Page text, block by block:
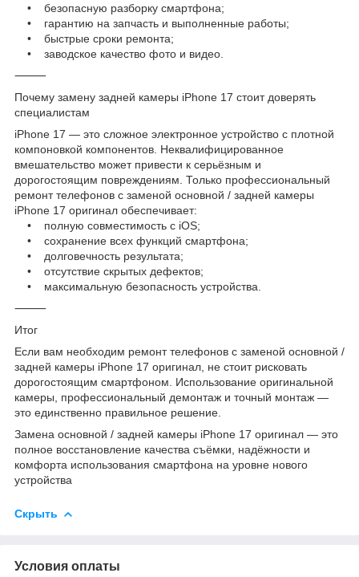
• безопасную разборку смартфона;
• гарантию на запчасть и выполненные работы;
• быстрые сроки ремонта;
• заводское качество фото и видео.
⸻
Почему замену задней камеры iPhone 17 стоит доверять
специалистам
iPhone 17 — это сложное электронное устройство с плотной
компоновкой компонентов. Неквалифицированное
вмешательство может привести к серьёзным и
дорогостоящим повреждениям. Только профессиональный
ремонт телефонов с заменой основной / задней камеры
iPhone 17 оригинал обеспечивает:
• полную совместимость с iOS;
• сохранение всех функций смартфона;
• долговечность результата;
• отсутствие скрытых дефектов;
• максимальную безопасность устройства.
⸻
Итог
Если вам необходим ремонт телефонов с заменой основной /
задней камеры iPhone 17 оригинал, не стоит рисковать
дорогостоящим смартфоном. Использование оригинальной
камеры, профессиональный демонтаж и точный монтаж —
это единственно правильное решение.
Замена основной / задней камеры iPhone 17 оригинал — это
полное восстановление качества съёмки, надёжности и
комфорта использования смартфона на уровне нового
устройства
Скрыть
Условия оплаты